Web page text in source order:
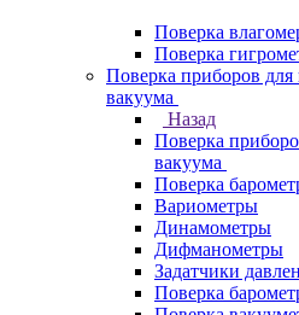
Поверка
Поверка
Поверка приборов для
вакуума
Назад
Поверка
вакуума
Поверка
Вариометры
Динамометры
Дифманометры
Задатчики
Поверка